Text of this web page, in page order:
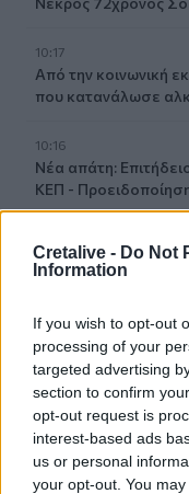
Cretalive - Do Not
Information
If you wish to opt-out
processing of your
targeted advertising
section to confirm
opt-out request is
interest-based ads
us or personal
your opt-out. You
10:17
Από την κοινωνική
που κατανάλωσε
10:16
Νέα απάτη:
ΚΕΠ -
Eurobank: Νέα αγορά
εκατ. το κόστος
10:10
Εξοικονομώ -
για περισσότερες
09:54
Τα ξημερώματα της
η βροχή των